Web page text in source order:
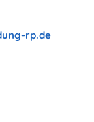
rp.de